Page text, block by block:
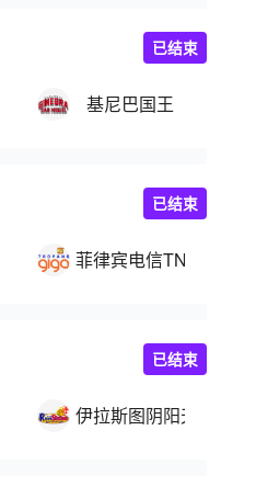
基尼巴国王
已结束
菲律宾电信TNT
已结束
伊拉斯图阴阳天
已结束